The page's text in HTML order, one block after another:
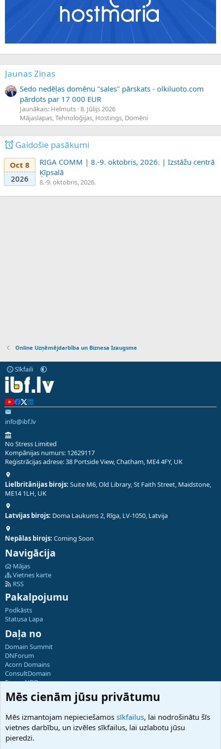
Jaunas Ziņas
Sedo nedēļas domēnu "sales" pārskats - olkiluoto.com
pārdots par 17 000 EUR
Jaunākais: Helmuts 8. Jūlijs 2026
Mājaslapas, Tehnoloģijas, Hostings, Domēni
Gaidošie pasākumi
Oct 8
2026
RIGA COMM | 8.-9. oktobris, 2026. | Izstāžu centrā
Ķīpsalā
8.-9. oktobris, 2026.
Online Uzņēmējdarbība un Biznesa Izaugsme
Sīkfaili
info@ibf.lv
No Stress Limited
Kompānijas numurs: 12629117
Reģistrācijas adrese: 38 Portside View, Chatham, ME4 4FY, UK
Lielbritānijas birojs: Suite M6, Old Library, St Faith Street, Maidstone,
ME14 1LH, UK
Latvijas birojs: Doma Laukums 2, Rīga, LV-1050, Latvija
Nepālas birojs: Coming Soon
Navigācija
Mājas
Vietnes karte
RSS
Pakalpojumu
Podkāsts
Statusa Lapa
Daļa no
Domain Summit
DNForum
Acorn Domains
ConsultDomain
ForumNDD
Domainforum.ro
27.be
Hostmaria
Atbalsts
Mēs cienām jūsu privātumu
Mēs izmantojam nepieciešamos sīkfailus, lai nodrošinātu šīs
vietnes darbību, un izvēles sīkfailus, lai uzlabotu jūsu
pieredzi.